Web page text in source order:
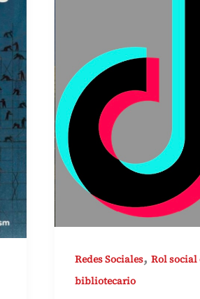
Redes Sociales, Rol social
bibliotecario